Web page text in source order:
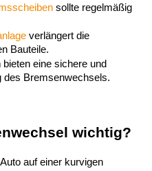
sollte regelmäßig
verlängert die
Bauteile.
eine sichere und
des Bremsenwechsels.
wichtig?
auf einer kurvigen